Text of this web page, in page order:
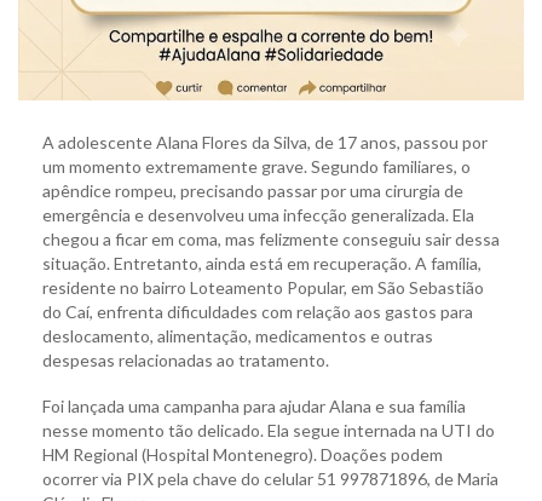
A adolescente Alana Flores da Silva, de 17 anos, passou por
um momento extremamente grave. Segundo familiares, o
apêndice rompeu, precisando passar por uma cirurgia de
emergência e desenvolveu uma infecção generalizada. Ela
chegou a ficar em coma, mas felizmente conseguiu sair dessa
situação. Entretanto, ainda está em recuperação. A família,
residente no bairro Loteamento Popular, em São Sebastião
do Caí, enfrenta dificuldades com relação aos gastos para
deslocamento, alimentação, medicamentos e outras
despesas relacionadas ao tratamento.
Foi lançada uma campanha para ajudar Alana e sua família
nesse momento tão delicado. Ela segue internada na UTI do
HM Regional (Hospital Montenegro). Doações podem
ocorrer via PIX pela chave do celular 51 997871896, de Maria